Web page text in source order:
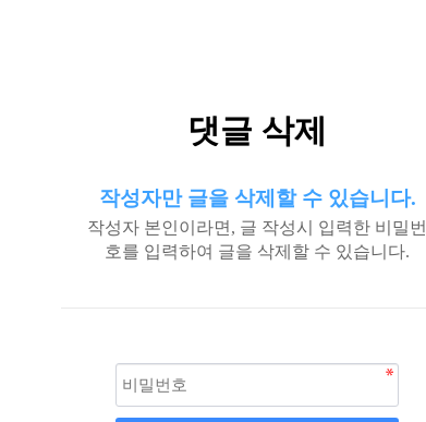
댓글 삭제
작성자만 글을 삭제할 수 있습니다.
작성자 본인이라면, 글 작성시 입력한 비밀번
호를 입력하여 글을 삭제할 수 있습니다.